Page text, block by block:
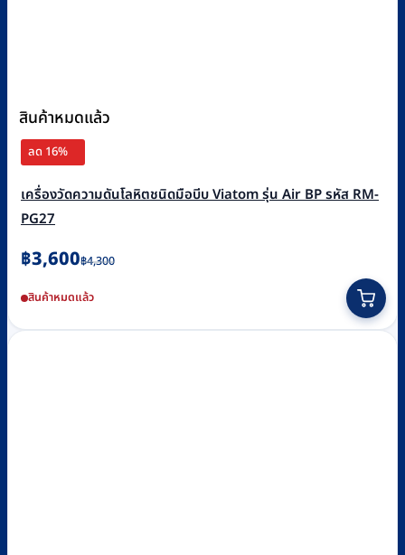
สินค้าหมดแล้ว
ลด 16%
เครื่องวัดความดันโลหิตชนิดมือบีบ Viatom รุ่น Air BP รหัส RM-
PG27
฿4,300
Original
was:
฿4,300.
฿3,600
Current
is:
฿3,600.
สินค้าหมดแล้ว